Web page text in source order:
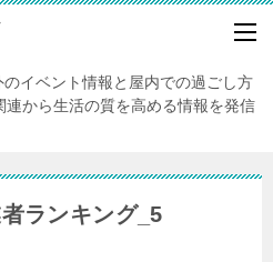
のイベント情報と屋内での過ごし方
から生活の質を高める情報を発信
ランキング_5